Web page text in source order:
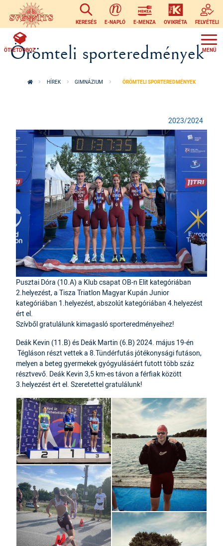
Ugrás a tartalomra
KERESÉS E-NAPLÓ E-MENZA OVIKRÉTA FELVÉTELI
ÖTLETDOBOZ
Örömteli sporteredmények
HÍREK GIMNÁZIUM ÖRÖMTELI SPORTEREDMÉNYEK
2023/2024
Pusztai Dóra (10.A) a Klub csapat OB-n Elit kategóriában
2.helyezést, a Tisza Triatlon Magyar Kupán Junior
kategóriában 1.helyezést, abszolút kategóriában 4.helyezést
ért el.
Szívből gratulálunk kimagasló sporteredményeihez!
Deák Kevin (11.B) és Deák Martin (6.B) 2024. május 19-én
Tégláson részt vettek a 8.Tündérfutás jótékonysági futáson,
melyen a beteg gyermekek gyógyulásáért futott több száz
résztvevő. Deák Kevin 3,5 km-es távon a férfiak között
3.helyezést ért el. Szeretettel gratulálunk!